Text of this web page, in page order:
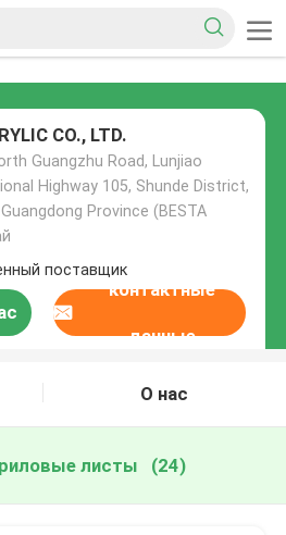
CO., LTD.
Guangzhu Road, Lunjiao
Highway 105, Shunde District,
Province (BESTA
поставщик
контактные
данные
О нас
листы (24)